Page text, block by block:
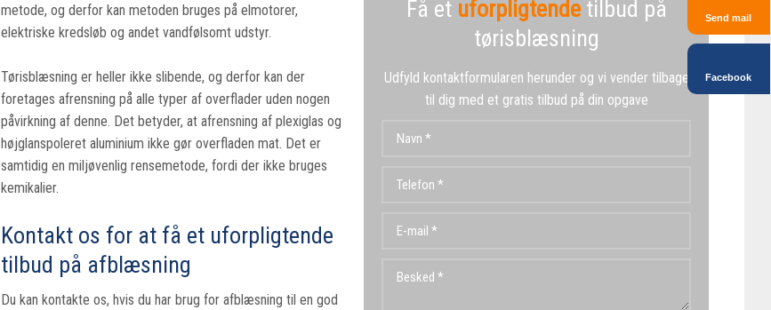
Send mail
Facebook
metode, og derfor kan metoden bruges på elmotorer,
elektriske kredsløb og andet vandfølsomt udstyr.
Tørisblæsning er heller ikke slibende, og derfor kan der
foretages afrensning på alle typer af overflader uden nogen
påvirkning af denne. Det betyder, at afrensning af plexiglas og
højglanspoleret aluminium ikke gør overfladen mat. Det er
samtidig en miljøvenlig rensemetode, fordi der ikke bruges
kemikalier.
Kontakt os for at få et uforpligtende
tilbud på afblæsning
Du kan kontakte os, hvis du har brug for afblæsning til en god
Få et uforpligtende tilbud på
tørisblæsning
Udfyld kontaktformularen herunder og vi vender tilbage
til dig med et gratis tilbud på din opgave​